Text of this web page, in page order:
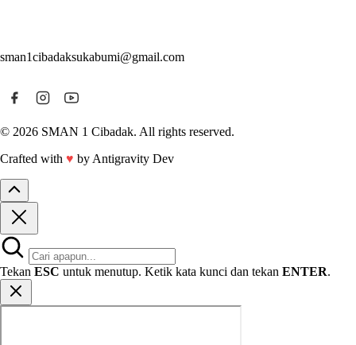
sman1cibadaksukabumi@gmail.com
© 2026 SMAN 1 Cibadak. All rights reserved.
Crafted with ♥ by Antigravity Dev
Tekan ESC untuk menutup. Ketik kata kunci dan tekan ENTER.